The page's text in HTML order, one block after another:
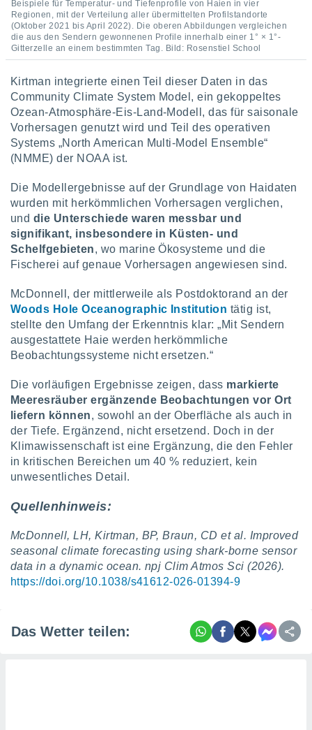
Beispiele für Temperatur- und Tiefenprofile von Haien in vier
Regionen, mit der Verteilung aller übermittelten Profilstandorte
(Oktober 2021 bis April 2022). Die oberen Abbildungen vergleichen
die aus den Sendern gewonnenen Profile innerhalb einer 1° × 1°-
Gitterzelle an einem bestimmten Tag. Bild: Rosenstiel School
Kirtman integrierte einen Teil dieser Daten in das
Community Climate System Model, ein gekoppeltes
Ozean-Atmosphäre-Eis-Land-Modell, das für saisonale
Vorhersagen genutzt wird und Teil des operativen
Systems „North American Multi-Model Ensemble“
(NMME) der NOAA ist.
Die Modellergebnisse auf der Grundlage von Haidaten
wurden mit herkömmlichen Vorhersagen verglichen,
und die Unterschiede waren messbar und
signifikant, insbesondere in Küsten- und
Schelfgebieten, wo marine Ökosysteme und die
Fischerei auf genaue Vorhersagen angewiesen sind.
McDonnell, der mittlerweile als Postdoktorand an der
Woods Hole Oceanographic Institution tätig ist,
stellte den Umfang der Erkenntnis klar: „Mit Sendern
ausgestattete Haie werden herkömmliche
Beobachtungssysteme nicht ersetzen.“
Die vorläufigen Ergebnisse zeigen, dass markierte
Meeresräuber ergänzende Beobachtungen vor Ort
liefern können, sowohl an der Oberfläche als auch in
der Tiefe. Ergänzend, nicht ersetzend. Doch in der
Klimawissenschaft ist eine Ergänzung, die den Fehler
in kritischen Bereichen um 40 % reduziert, kein
unwesentliches Detail.
Quellenhinweis:
McDonnell, LH, Kirtman, BP, Braun, CD et al. Improved
seasonal climate forecasting using shark-borne sensor
data in a dynamic ocean. npj Clim Atmos Sci (2026).
https://doi.org/10.1038/s41612-026-01394-9
Das Wetter teilen: